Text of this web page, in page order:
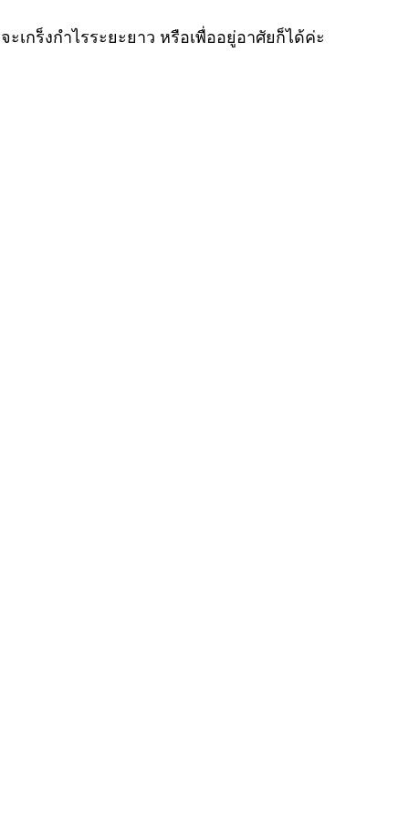
เกร็งกำไรระยะยาว หรือเพื่ออยู่อาศัยก็ได้ค่ะ